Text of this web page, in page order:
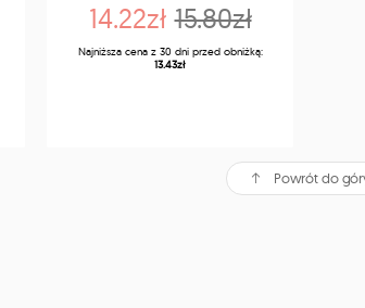
14.22zł 15.80zł
Najniższa cena z 30 dni przed obniżką:
13.43zł
Powrót do